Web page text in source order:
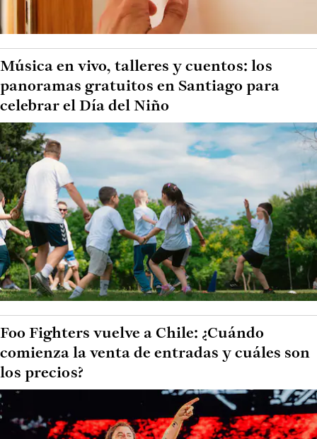
Música en vivo, talleres y cuentos: los
panoramas gratuitos en Santiago para
celebrar el Día del Niño
Foo Fighters vuelve a Chile: ¿Cuándo
comienza la venta de entradas y cuáles son
los precios?